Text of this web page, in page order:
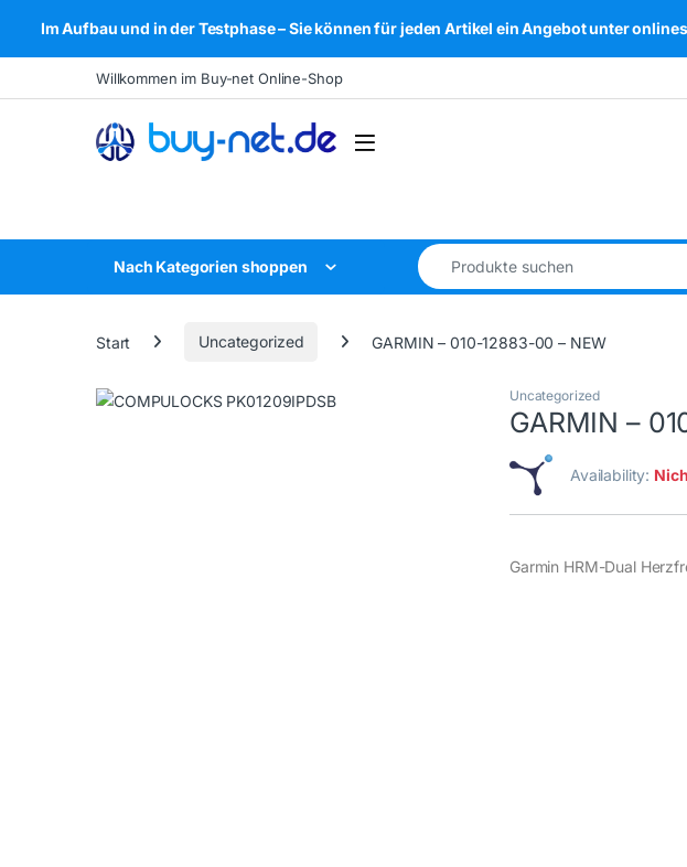
Im Aufbau und in der Testphase – Sie können für jeden Artikel ein Angebot unter
Skip to navigation
Skip to contentWillkommen im Buy-net Online-Shop
Open
Nach Kategorien shoppen
Search for:
Start Uncategorized GARMIN – 010-12883-00 – NEW
Uncategorized
GARMIN –
Availability:
Garmin HRM-Dual